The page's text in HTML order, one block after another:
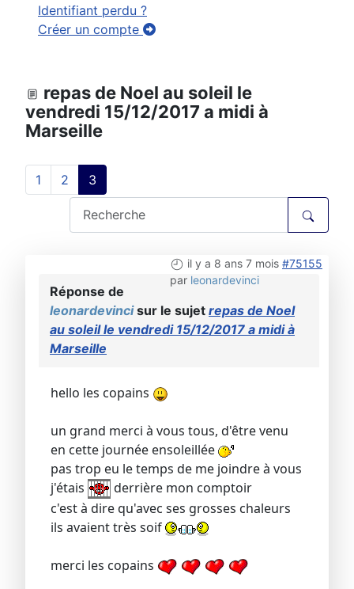
Identifiant perdu ?
Créer un compte
repas de Noel au soleil le
vendredi 15/12/2017 a midi à
Marseille
1 2 3
il y a 8 ans 7 mois #75155
par leonardevinci
Réponse de
leonardevincisur le sujet repas de Noel
au soleil le vendredi 15/12/2017 a midi à
Marseille
hello les copains
un grand merci à vous tous, d'être venu
en cette journée ensoleillée
pas trop eu le temps de me joindre à vous
j'étais
derrière mon comptoir
c'est à dire qu'avec ses grosses chaleurs
ils avaient très soif
merci les copains